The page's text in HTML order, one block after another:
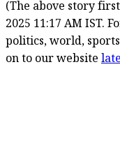
(The above story
2025 11:17 AM IST.
politics, world,
on to our website